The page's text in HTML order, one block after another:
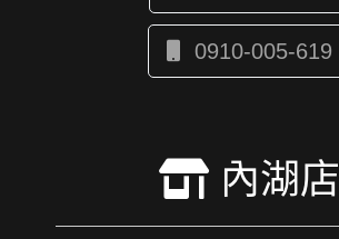
0910-005-619
內湖店